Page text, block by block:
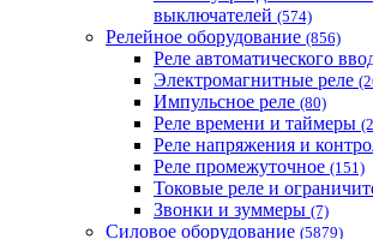
выключателей (574)
Релейное оборудование (856)
Реле автоматического
Электромагнитные реле
Импульсное реле (80)
Реле времени и таймеры
Реле напряжения и
Реле промежуточное (151)
Токовые реле и
Звонки и зуммеры (7)
Силовое оборудование (5879)